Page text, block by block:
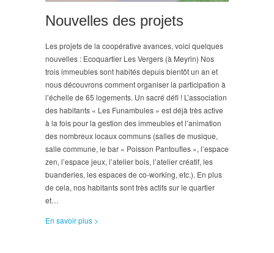
Nouvelles des projets
Les projets de la coopérative avances, voici quelques
nouvelles : Ecoquartier Les Vergers (à Meyrin) Nos
trois immeubles sont habités depuis bientôt un an et
nous découvrons comment organiser la participation à
l’échelle de 65 logements. Un sacré défi ! L’association
des habitants « Les Funambules » est déjà très active
à la fois pour la gestion des immeubles et l’animation
des nombreux locaux communs (salles de musique,
salle commune, le bar « Poisson Pantoufles », l’espace
zen, l’espace jeux, l’atelier bois, l’atelier créatif, les
buanderies, les espaces de co-working, etc.). En plus
de cela, nos habitants sont très actifs sur le quartier
et…
En savoir plus >